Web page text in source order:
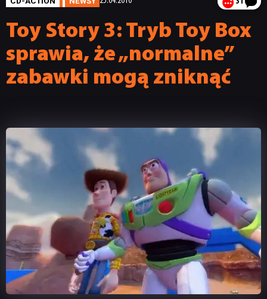
Toy Story 3: Tryb Toy Box
sprawia, że „normalne”
zabawki mogą zniknąć